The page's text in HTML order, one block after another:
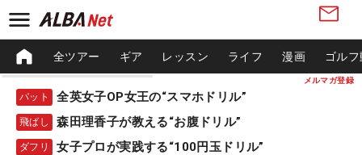
メルマガ登録
全ツアー ギア レッスン ライフ 漫画 ゴル
パット 全英女子OP女王の“スマホドリル”
飛ばし 森田理香子が教える“お腹ドリル”
ダフリ 女子プロが実践する“100円玉ドリル”